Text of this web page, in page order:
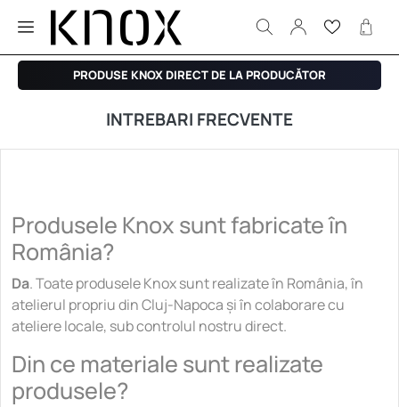
PRODUSE KNOX DIRECT DE LA PRODUCĂTOR
INTREBARI FRECVENTE
Produsele Knox sunt fabricate în
România?
Da. Toate produsele Knox sunt realizate în România, în
atelierul propriu din Cluj-Napoca și în colaborare cu
ateliere locale, sub controlul nostru direct.
Din ce materiale sunt realizate
produsele?